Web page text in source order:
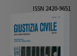
ISSN 2420-9651